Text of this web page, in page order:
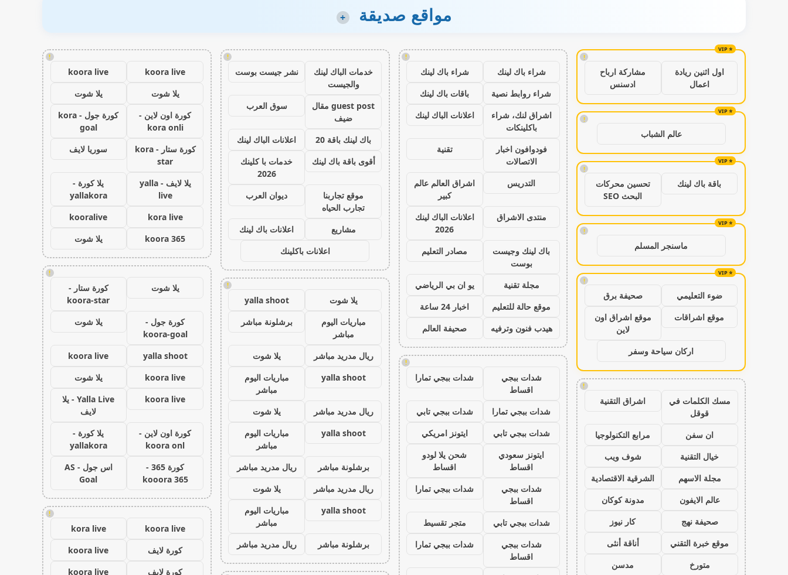
مواقع صديقة +
!
اول اثنين ريادة
اعمال
مشاركة ارباح
ادسنس
!
عالم الشباب
!
باقة باك لينك
تحسين محركات
البحث SEO
!
ماسنجر المسلم
!
ضوء التعليمي
صحيفة برق
موقع اشراقات
موقع اشراق اون
لاين
اركان سياحة وسفر
!
مسك الكلمات في
قوقل
اشراق التقنية
ان سفن
مرابع التكنولوجيا
خيال التقنية
شوف ويب
مجلة الاسهم
الشرقية الاقتصادية
عالم الايفون
مدونة كوكان
صحيفة نهج
كار نيوز
موقع خبرة التقني
أناقة أنثى
متورخ
مدسن
!
شراء باك لينك
شراء باك لينك
شراء روابط نصية
باقات باك لينك
اشراق لنك، شراء
باكلينكات
اعلانات الباك لينك
فودوافون اخبار
الاتصالات
تقنية
التدريس
اشراق العالم عالم
كبير
منتدى الاشراق
اعلانات الباك لينك
2026
باك لينك وجيست
بوست
مصادر التعليم
مجلة تقنية
يو ان بي الرياضي
موقع حالة للتعليم
اخبار 24 ساعة
هيدب فنون وترفيه
صحيفة العالم
!
شدات ببجي
اقساط
شدات ببجي تمارا
شدات ببجي تمارا
شدات ببجي تابي
شدات ببجي تابي
ايتونز امريكي
ايتونز سعودي
اقساط
شحن يلا لودو
اقساط
شدات ببجي
اقساط
شدات ببجي تمارا
شدات ببجي تابي
متجر تقسيط
شدات ببجي
اقساط
شدات ببجي تمارا
!
خدمات الباك لينك
والجيست
نشر جيست بوست
guest post مقال
ضيف
سوق العرب
باك لينك باقة 20
اعلانات الباك لينك
أقوى باقة باك لينك
خدمات با كلينك
2026
موقع تجاربنا
تجارب الحياه
ديوان العرب
مشاريع
اعلانات باك لينك
اعلانات باكلينك
!
يلا شوت
yalla shoot
مباريات اليوم
مباشر
برشلونة مباشر
ريال مدريد مباشر
يلا شوت
yalla shoot
مباريات اليوم
مباشر
ريال مدريد مباشر
يلا شوت
yalla shoot
مباريات اليوم
مباشر
برشلونة مباشر
ريال مدريد مباشر
ريال مدريد مباشر
يلا شوت
yalla shoot
مباريات اليوم
مباشر
برشلونة مباشر
ريال مدريد مباشر
!
koora live
koora live
يلا شوت
يلا شوت
كورة اون لاين -
kora onli
كورة جول - kora
goal
كورة ستار - kora
star
سوريا لايف
يلا لايف - yalla
live
يلا كورة -
yallakora
kora live
kooralive
koora 365
يلا شوت
!
يلا شوت
كورة ستار -
koora-star
كورة جول -
koora-goal
يلا شوت
yalla shoot
koora live
koora live
يلا شوت
koora live
Yalla Live - يلا
لايف
كورة اون لاين -
koora onl
يلا كورة -
yallakora
كورة 365 -
kooora 365
اس جول - AS
Goal
!
koora live
kora live
كورة لايف
koora live
كورة لايف
koora live